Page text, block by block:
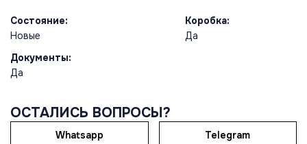
Состояние:
Новые
Коробка:
Да
Документы:
Да
ОСТАЛИСЬ ВОПРОСЫ?
Whatsapp Telegram